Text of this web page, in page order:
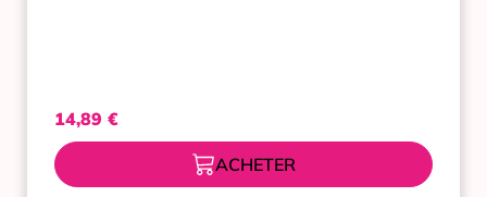
14,89 €
ACHETER